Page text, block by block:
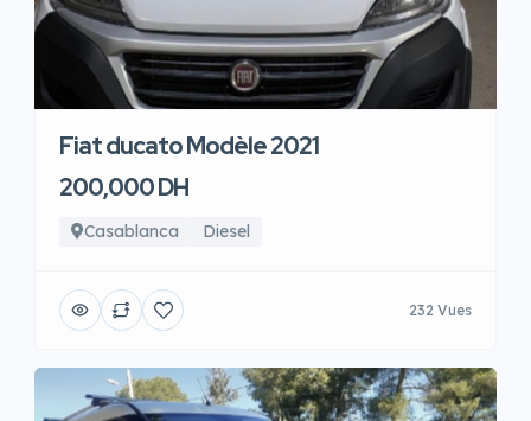
Fiat ducato Modèle 2021
200,000 DH
Casablanca Diesel
232 Vues